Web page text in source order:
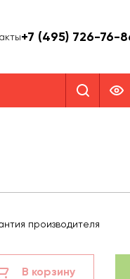
+7 (495) 726-76-
производителя
В корзину